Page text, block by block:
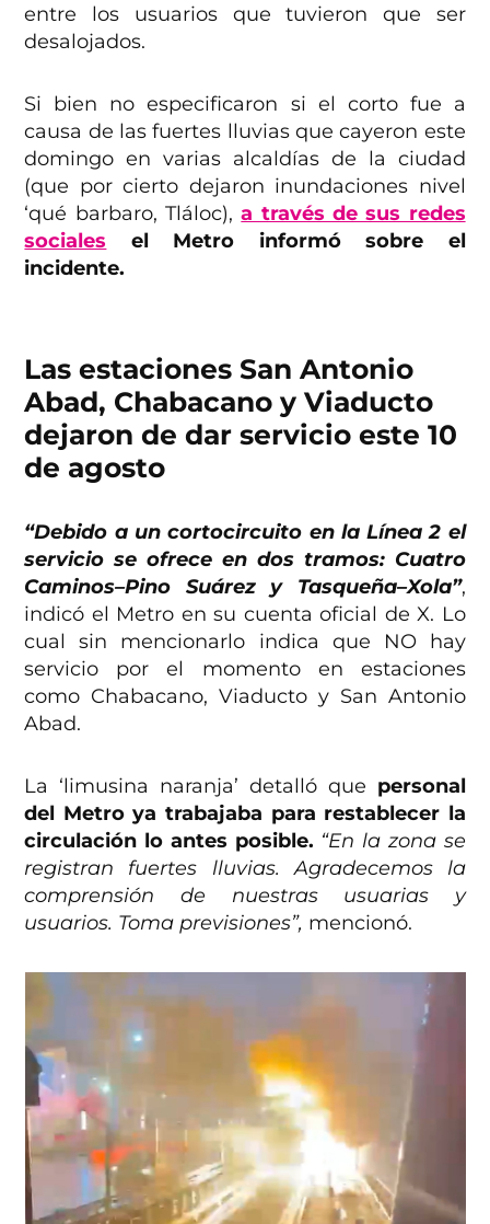
entre los usuarios que tuvieron que ser
desalojados.
Si bien no especificaron si el corto fue a
causa de las fuertes lluvias que cayeron este
domingo en varias alcaldías de la ciudad
(que por cierto dejaron inundaciones nivel
‘qué barbaro, Tláloc),a través de sus redes
sociales el Metro informó sobre el
incidente.
Las estaciones San Antonio
Abad, Chabacano y Viaducto
dejaron de dar servicio este 10
de agosto
“Debido a un cortocircuito en la Línea 2 el
servicio se ofrece en dos tramos: Cuatro
Caminos–Pino Suárez y Tasqueña–Xola”,
indicó el Metro en su cuenta oficial de X. Lo
cual sin mencionarlo indica que NO hay
servicio por el momento en estaciones
como Chabacano, Viaducto y San Antonio
Abad.
La ‘limusina naranja’ detalló que personal
del Metro ya trabajaba para restablecer la
circulación lo antes posible. “En la zona se
registran fuertes lluvias. Agradecemos la
comprensión de nuestras usuarias y
usuarios. Toma previsiones”, mencionó.